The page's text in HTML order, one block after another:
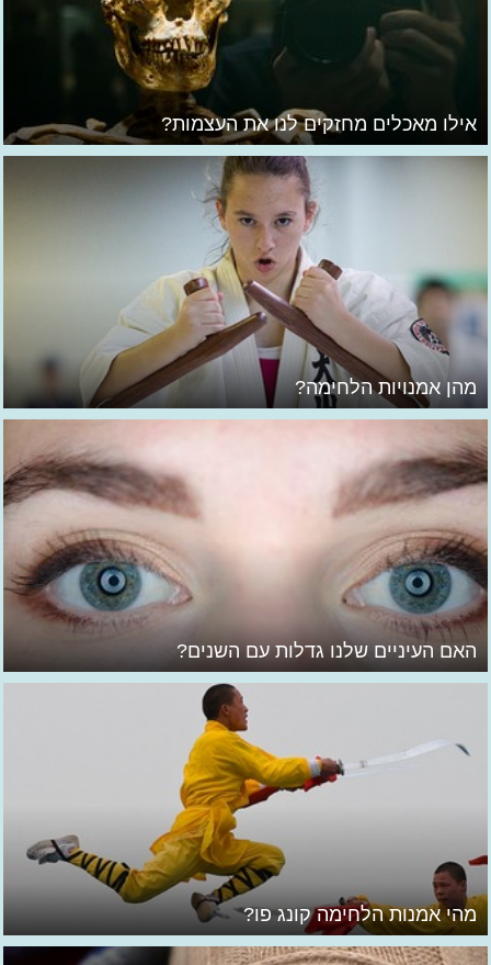
אילו מאכלים מחזקים לנו את העצמות?
מהן אמנויות הלחימה?
האם העיניים שלנו גדלות עם השנים?
מהי אמנות הלחימה קונג פו?